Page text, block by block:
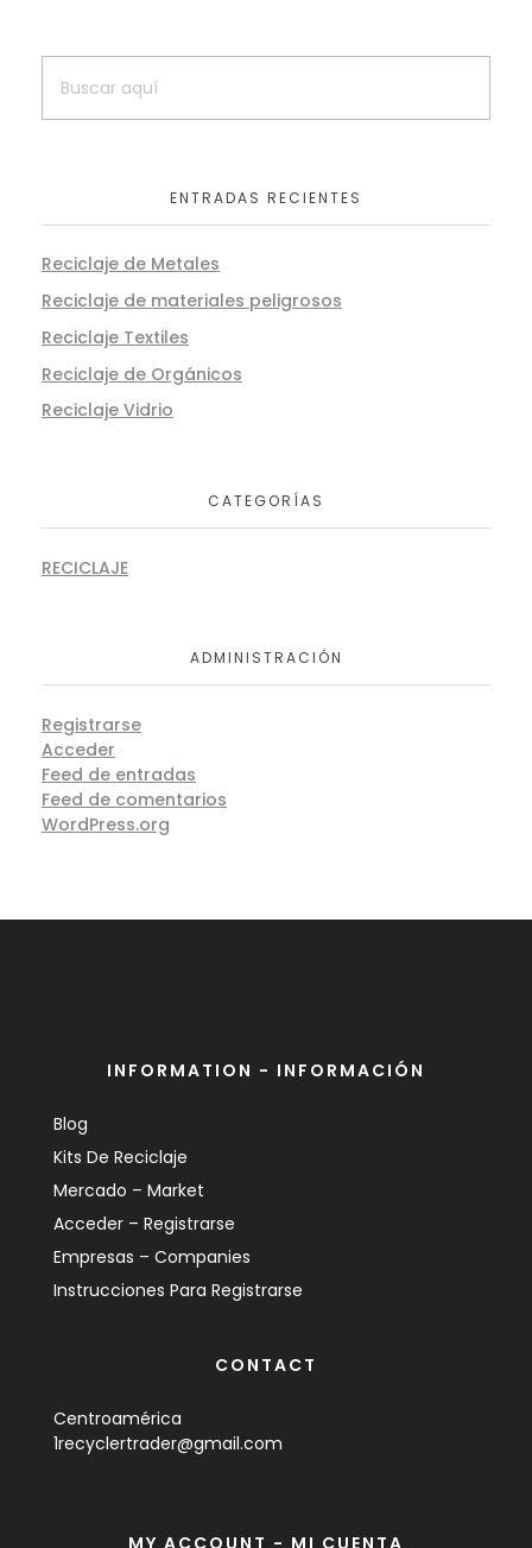
ENTRADAS RECIENTES
Reciclaje de Metales
Reciclaje de materiales peligrosos
Reciclaje Textiles
Reciclaje de Orgánicos
Reciclaje Vidrio
CATEGORÍAS
RECICLAJE
ADMINISTRACIÓN
Registrarse
Acceder
Feed de entradas
Feed de comentarios
WordPress.org
INFORMATION - INFORMACIÓN
Blog
Kits De Reciclaje
Mercado – Market
Acceder – Registrarse
Empresas – Companies
Instrucciones Para Registrarse
CONTACT
Centroamérica
1recyclertrader@gmail.com
MY ACCOUNT - MI CUENTA